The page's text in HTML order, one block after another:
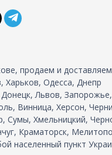
продаем и
Харьков, Одесса, Днепр
Львов,
Винница, Херсон,
Сумы, Хмельницкий,
Краматорск,
населенный пункт